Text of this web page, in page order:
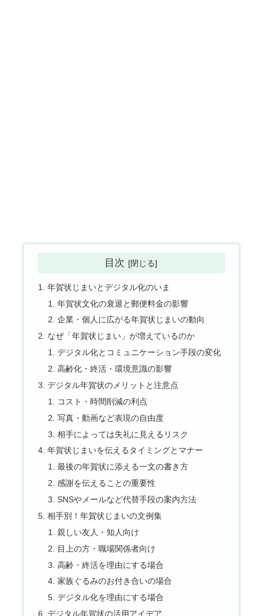
目次
年賀状じまいとデジタル化のいま
年賀状文化の衰退と郵便料金の影響
企業・個人に広がる年賀状じまいの動向
なぜ「年賀状じまい」が増えているのか
デジタル化とコミュニケーション手段の変化
高齢化・終活・環境意識の影響
デジタル年賀状のメリットと注意点
コスト・時間削減の利点
写真・動画など表現の自由度
相手によっては失礼に見えるリスク
年賀状じまいを伝えるタイミングとマナー
最後の年賀状に添える一文の書き方
感謝を伝えることの重要性
SNSやメールなど代替手段の案内方法
相手別！年賀状じまいの文例集
親しい友人・知人向け
目上の方・職場関係者向け
高齢・終活を理由にする場合
家族ぐるみのお付き合いの場合
デジタル化を理由にする場合
デジタル年賀状の活用アイデア